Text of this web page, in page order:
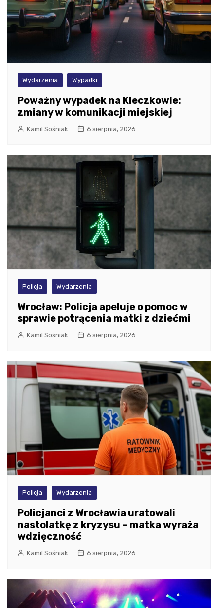
Wydarzenia Wypadki
Poważny wypadek na Kleczkowie:
zmiany w komunikacji miejskiej
Kamil Sośniak 6 sierpnia, 2026
Policja Wydarzenia
Wrocław: Policja apeluje o pomoc w
sprawie potrącenia matki z dziećmi
Kamil Sośniak 6 sierpnia, 2026
Policja Wydarzenia
Policjanci z Wrocławia uratowali
nastolatkę z kryzysu – matka wyraża
wdzięczność
Kamil Sośniak 6 sierpnia, 2026